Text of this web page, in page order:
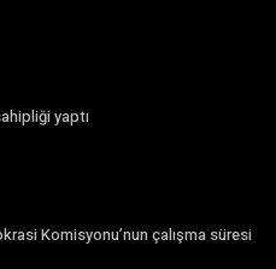
yaptı
Komisyonu’nun çalışma süresi